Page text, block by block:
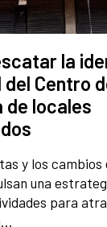
la
Centro
de locales
y los cambios
una
para